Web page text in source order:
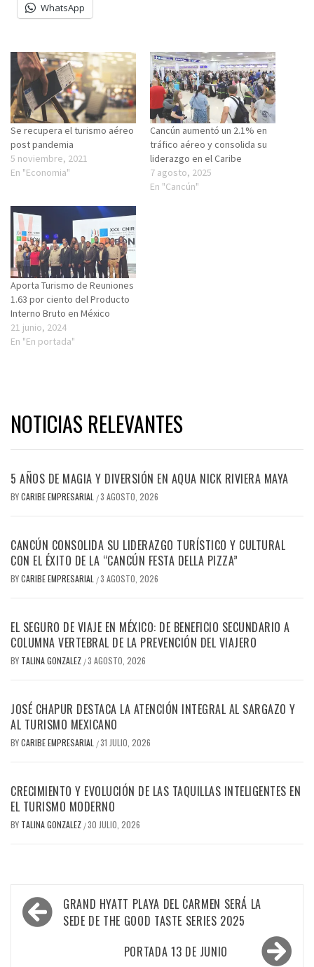
WhatsApp
Se recupera el turismo aéreo
post pandemia
5 noviembre, 2021
En "Economia"
Cancún aumentó un 2.1% en
tráfico aéreo y consolida su
liderazgo en el Caribe
7 agosto, 2025
En "Cancún"
Aporta Turismo de Reuniones
1.63 por ciento del Producto
Interno Bruto en México
21 junio, 2024
En "En portada"
NOTICIAS RELEVANTES
5 AÑOS DE MAGIA Y DIVERSIÓN EN AQUA NICK RIVIERA MAYA
BYCARIBE EMPRESARIAL /3 AGOSTO, 2026
CANCÚN CONSOLIDA SU LIDERAZGO TURÍSTICO Y CULTURAL
CON EL ÉXITO DE LA “CANCÚN FESTA DELLA PIZZA”
BYCARIBE EMPRESARIAL /3 AGOSTO, 2026
EL SEGURO DE VIAJE EN MÉXICO: DE BENEFICIO SECUNDARIO A
COLUMNA VERTEBRAL DE LA PREVENCIÓN DEL VIAJERO
BY TALINA GONZALEZ /3 AGOSTO, 2026
JOSÉ CHAPUR DESTACA LA ATENCIÓN INTEGRAL AL SARGAZO Y
AL TURISMO MEXICANO
BYCARIBE EMPRESARIAL /31 JULIO, 2026
CRECIMIENTO Y EVOLUCIÓN DE LAS TAQUILLAS INTELIGENTES EN
EL TURISMO MODERNO
BY TALINA GONZALEZ /30 JULIO, 2026
Navegación
de
GRAND HYATT PLAYA DEL CARMEN SERÁ LA
SEDE DE THE GOOD TASTE SERIES 2025
PORTADA 13 DE JUNIO